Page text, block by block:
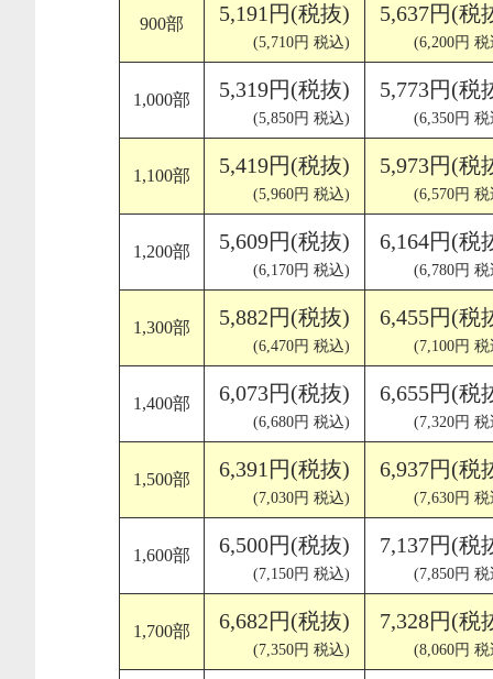
900部 5,191円(税抜)
(5,710円 税込)
5,637円(税
(6,200円
1,000部 5,319円(税抜)
(5,850円 税込)
5,773円(税
(6,350円
1,100部 5,419円(税抜)
(5,960円 税込)
5,973円(税
(6,570円
1,200部 5,609円(税抜)
(6,170円 税込)
6,164円(税
(6,780円
1,300部 5,882円(税抜)
(6,470円 税込)
6,455円(税
(7,100円
1,400部 6,073円(税抜)
(6,680円 税込)
6,655円(税
(7,320円
1,500部 6,391円(税抜)
(7,030円 税込)
6,937円(税
(7,630円
1,600部 6,500円(税抜)
(7,150円 税込)
7,137円(税
(7,850円
1,700部 6,682円(税抜)
(7,350円 税込)
7,328円(税
(8,060円